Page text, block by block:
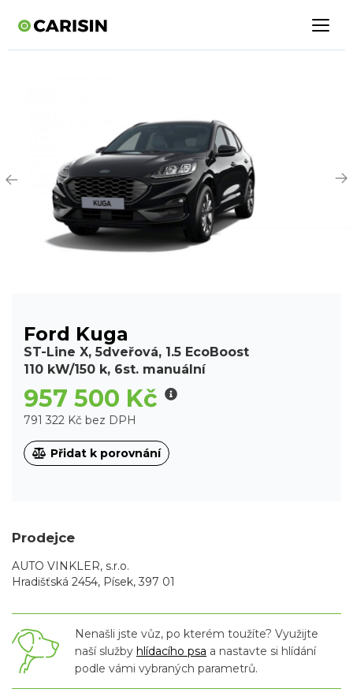
Ford Kuga
ST-Line X, 5dveřová, 1.5 EcoBoost
110 kW/150 k, 6st. manuální
957 500 Kč
791 322 Kč bez DPH
Přidat k porovnání
Prodejce
AUTO VINKLER, s.r.o.
Hradišťská 2454, Písek, 397 01
Nenašli jste vůz, po kterém toužíte? Využijte
naší služby hlídacího psa a nastavte si hlídání
podle vámi vybraných parametrů.